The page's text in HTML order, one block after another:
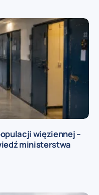
więziennej –
ministerstwa